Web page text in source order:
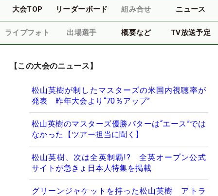
大会TOP リーダーボード 組み合せ ニュース
ライブフォト 出場選手 概要など TV放送予定
【この大会のニュース】
松山英樹が制したマスターズの米国内視聴率が
発表 昨年大会より“70％アップ”
松山英樹のマスターズ優勝パターは“エース”では
なかった【ツアー担当に聞く】
松山英樹、次は全英制覇!? 全英オープン公式
サイトが急きょ日本人特集を掲載
グリーンジャケットを持った松山英樹 アトラ